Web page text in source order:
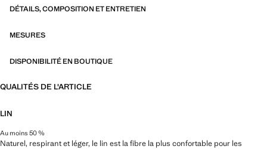
DÉTAILS, COMPOSITION ET ENTRETIEN
MESURES
DISPONIBILITÉ EN BOUTIQUE
QUALITÉS DE L'ARTICLE
LIN
Au moins 50 %
Naturel, respirant et léger, le lin est la fibre la plus confortable pour les